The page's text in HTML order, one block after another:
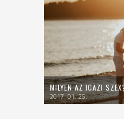
MILYEN AZ IGAZI
2017. 01. 25.